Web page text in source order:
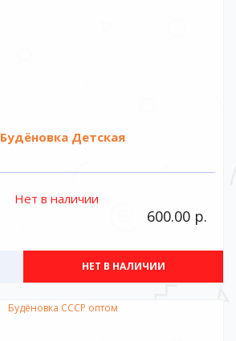
Будёновка Детская
Нет в наличии
600.00 р.
НЕТ В НАЛИЧИИ